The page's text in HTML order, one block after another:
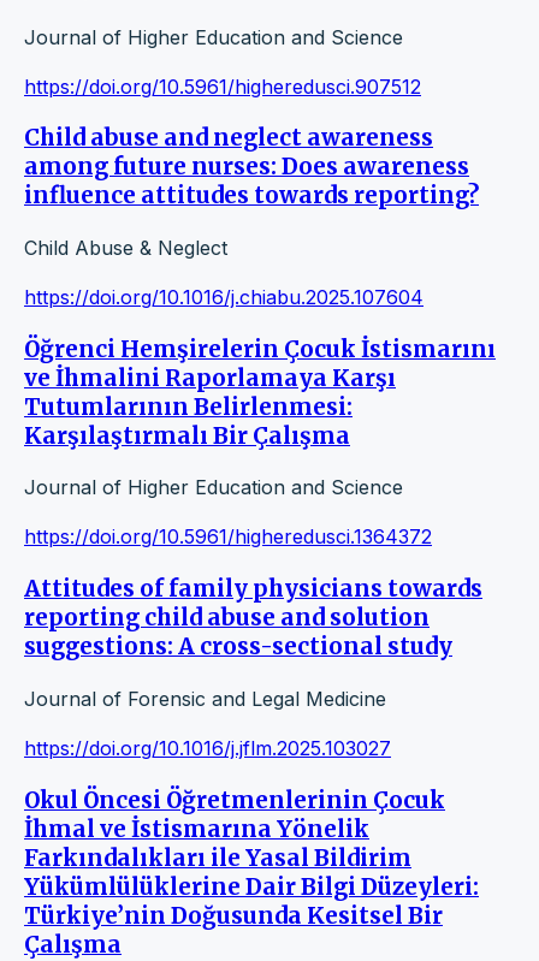
Journal of Higher Education and Science
https://doi.org/10.5961/higheredusci.907512
Child abuse and neglect awareness
among future nurses: Does awareness
influence attitudes towards reporting?
Child Abuse & Neglect
https://doi.org/10.1016/j.chiabu.2025.107604
Öğrenci Hemşirelerin Çocuk İstismarını
ve İhmalini Raporlamaya Karşı
Tutumlarının Belirlenmesi:
Karşılaştırmalı Bir Çalışma
Journal of Higher Education and Science
https://doi.org/10.5961/higheredusci.1364372
Attitudes of family physicians towards
reporting child abuse and solution
suggestions: A cross-sectional study
Journal of Forensic and Legal Medicine
https://doi.org/10.1016/j.jflm.2025.103027
Okul Öncesi Öğretmenlerinin Çocuk
İhmal ve İstismarına Yönelik
Farkındalıkları ile Yasal Bildirim
Yükümlülüklerine Dair Bilgi Düzeyleri:
Türkiye’nin Doğusunda Kesitsel Bir
Çalışma